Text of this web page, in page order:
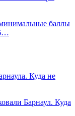
баллы
Куда не
Барнаул. Куда